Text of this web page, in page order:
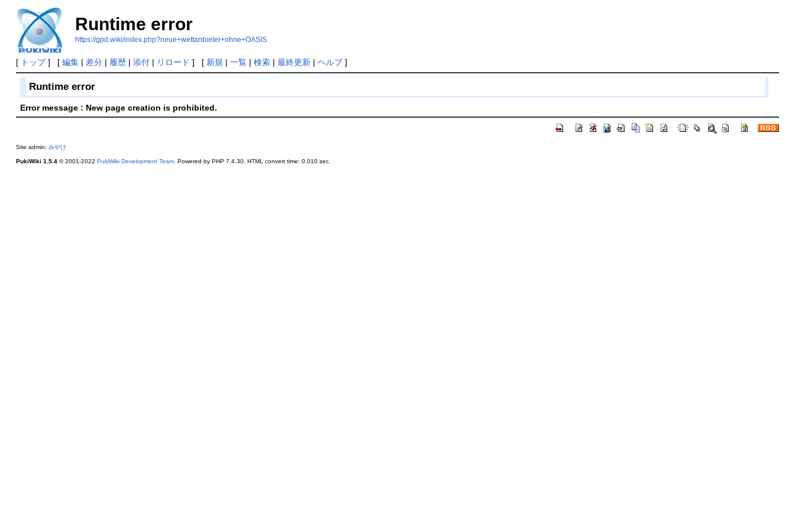
Runtime error
https://gpd.wiki/index.php?neue+wettanbieter+ohne+OASIS
[ トップ] [ 編集| 差分| 履歴| 添付| リロード ] [ 新規 | 一覧| 検索| 最終更新| ヘルプ]
Runtime error
Error message : New page creation is prohibited.
Site admin: みやけ
PukiWiki 1.5.4© 2001-2022 PukiWiki Development Team. Powered by PHP 7.4.30. HTML convert time: 0.010 sec.